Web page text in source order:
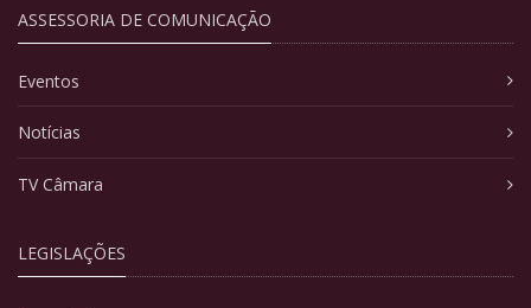
ASSESSORIA DE COMUNICAÇÃO
Eventos
Notícias
TV Câmara
LEGISLAÇÕES